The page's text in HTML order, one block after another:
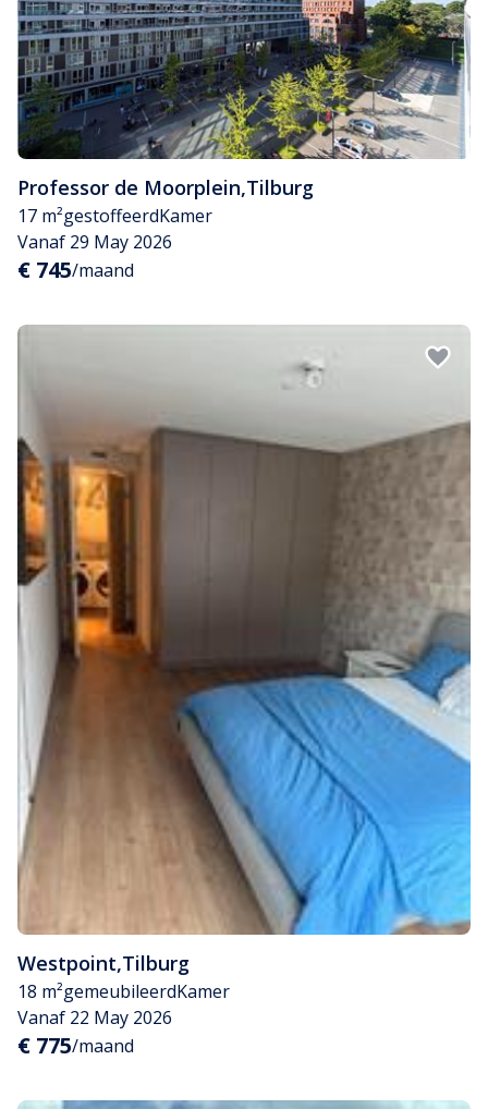
Professor de Moorplein,Tilburg
17 m²gestoffeerdKamer
Vanaf 29 May 2026
€ 745/maand
Westpoint,Tilburg
18 m²gemeubileerdKamer
Vanaf 22 May 2026
€ 775/maand